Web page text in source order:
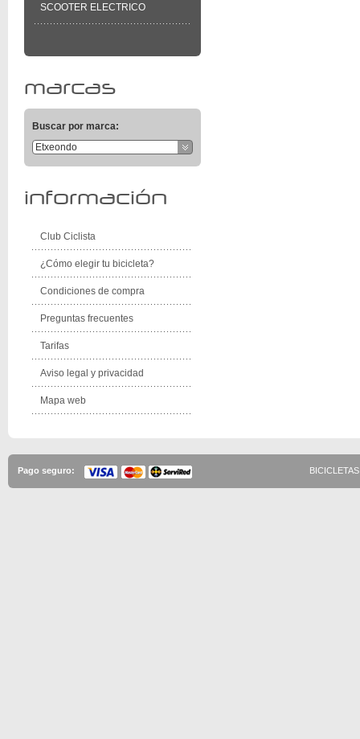
SCOOTER ELECTRICO
marcas
Buscar por marca:
Etxeondo
información
Club Ciclista
¿Cómo elegir tu bicicleta?
Condiciones de compra
Preguntas frecuentes
Tarifas
Aviso legal y privacidad
Mapa web
Pago seguro: